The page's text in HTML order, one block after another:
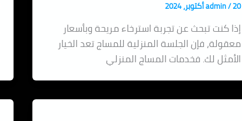
admin/20 أكتوبر، 2024
إذا كنت تبحث عن تجربة استرخاء مريحة وبأسعار
معقولة، فإن الجلسة المنزلية للمساج تعد الخيار
الأمثل لك. فخدمات المساج المنزلي